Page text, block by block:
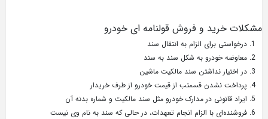
مشکلات خرید و فروش قولنامه ای خودرو
درخواستی برای الزام به انتقال سند
معاوضه خودرو به شکل سند به سند
در اختیار نداشتن سند مالکیت ماشین
پرداخت نشدن قسمتب از قیمت خودرو از طرف خریدار
ایراد قانونی در مدارک خودرو مثل سند مالکیت و شماره بدنه آن
فروشنده‌ای با الزام انجام تعهدات، در حالی که سند به نام وی نیست